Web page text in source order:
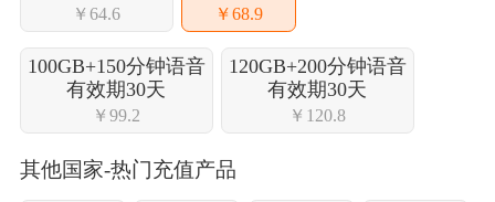
￥64.6 ￥68.9
100GB+150分钟语音
有效期30天
￥99.2
120GB+200分钟语音
有效期30天
￥120.8
其他国家-热门充值产品